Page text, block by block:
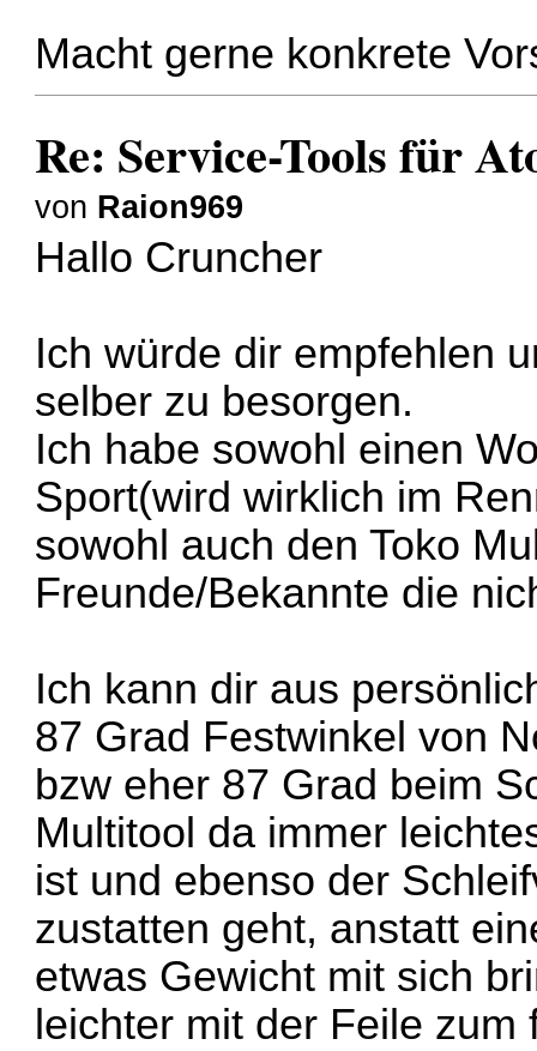
Macht gerne konkrete
Re: Service-Tools für
von Raion969
Hallo Cruncher
Ich würde dir empfehlen
selber zu besorgen.
Ich habe sowohl einen
Sport(wird wirklich im
sowohl auch den Toko
Freunde/Bekannte die
Ich kann dir aus
87 Grad Festwinkel von
bzw eher 87 Grad beim
Multitool da immer
ist und ebenso der
zustatten geht, anstatt
etwas Gewicht mit sich
leichter mit der Feile zum